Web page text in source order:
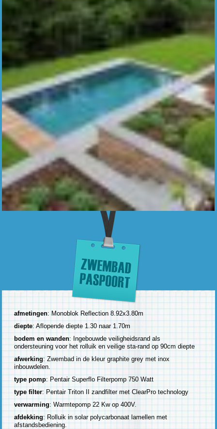
afmetingen: Monoblok Reflection 8.92x3.80m
diepte: Aflopende diepte 1.30 naar 1.70m
bodem en wanden: Ingebouwde veiligheidsrand als
ondersteuning voor het rolluik en veilige sta-rand op 90cm diepte
afwerking: Zwembad in de kleur graphite grey met inox
inbouwdelen.
type pomp: Pentair Superflo Filterpomp 750 Watt
type filter: Pentair Triton II zandfilter met ClearPro technology
verwarming: Warmtepomp 22 Kw op 400V.
afdekking: Rolluik in solar polycarbonaat lamellen met
afstandsbediening.